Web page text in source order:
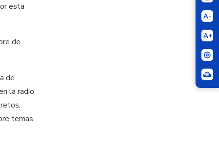
A-
A+
esta
de
de
la radio
temas